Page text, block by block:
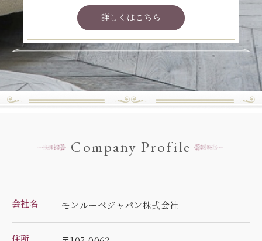
詳しくはこちら
Company Profile
会社名 モンルーベジャパン株式会社
住所